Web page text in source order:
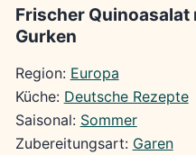
Frischer Quinoasalat
Gurken
Region: Europa
Küche: Deutsche Rezepte
Saisonal: Sommer
Zubereitungsart: Garen